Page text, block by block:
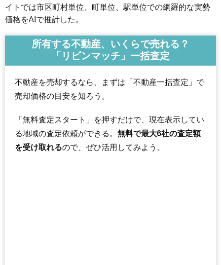
イトでは市区町村単位、町単位、駅単位での網羅的な実勢
価格をAIで推計した。
所有する不動産、いくらで売れる？
「リビンマッチ」一括査定
不動産を売却するなら、まずは「不動産一括査定」で
売却価格の目安を知ろう。
「無料査定スタート」を押すだけで、現在表示してい
る地域の査定依頼ができる。 無料で最大6社の査定額
を受け取れるので、ぜひ活用してみよう。